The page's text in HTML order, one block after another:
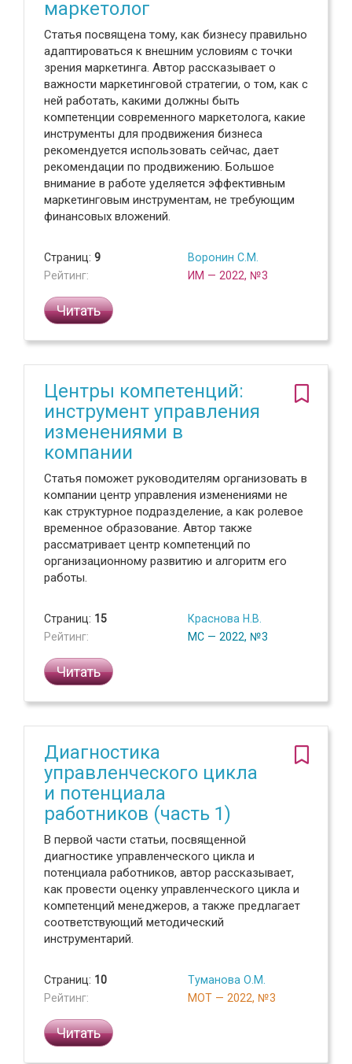
маркетолог
Статья посвящена тому, как бизнесу правильно
адаптироваться к внешним условиям с точки
зрения маркетинга. Автор рассказывает о
важности маркетинговой стратегии, о том, как с
ней работать, какими должны быть
компетенции современного маркетолога, какие
инструменты для продвижения бизнеса
рекомендуется использовать сейчас, дает
рекомендации по продвижению. Большое
внимание в работе уделяется эффективным
маркетинговым инструментам, не требующим
финансовых вложений.
Страниц: 9
Рейтинг:
Воронин С.М.
ИМ — 2022, №3
Читать
Центры компетенций:
инструмент управления
изменениями в
компании
Статья поможет руководителям организовать в
компании центр управления изменениями не
как структурное подразделение, а как ролевое
временное образование. Автор также
рассматривает центр компетенций по
организационному развитию и алгоритм его
работы.
Страниц: 15
Рейтинг:
Краснова Н.В.
МС — 2022, №3
Читать
Диагностика
управленческого цикла
и потенциала
работников (часть 1)
В первой части статьи, посвященной
диагностике управленческого цикла и
потенциала работников, автор рассказывает,
как провести оценку управленческого цикла и
компетенций менеджеров, а также предлагает
соответствующий методический
инструментарий.
Страниц: 10
Рейтинг:
Туманова О.М.
МОТ — 2022, №3
Читать